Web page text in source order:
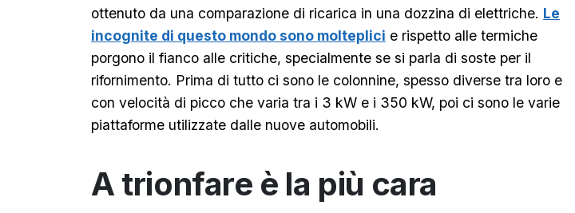
ottenuto da una comparazione di ricarica in una dozzina di elettriche. Le
incognite di questo mondo sono molteplici e rispetto alle termiche
porgono il fianco alle critiche, specialmente se si parla di soste per il
rifornimento. Prima di tutto ci sono le colonnine, spesso diverse tra loro e
con velocità di picco che varia tra i 3 kW e i 350 kW, poi ci sono le varie
piattaforme utilizzate dalle nuove automobili.
A trionfare è la più cara